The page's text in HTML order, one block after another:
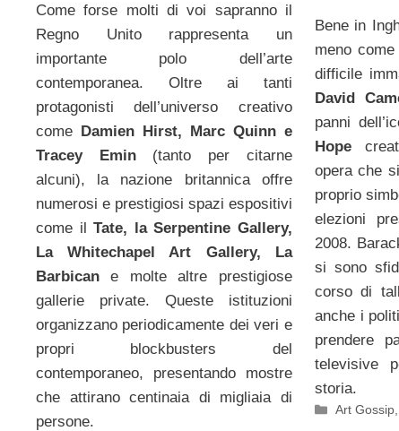
Come forse molti di voi sapranno il
Regno Unito rappresenta un
importante polo dell’arte
contemporanea. Oltre ai tanti
protagonisti dell’universo creativo
come Damien Hirst, Marc Quinn e
Tracey Emin(tanto per citarne
alcuni), la nazione britannica offre
numerosi e prestigiosi spazi espositivi
come ilTate, la Serpentine Gallery,
La Whitechapel Art Gallery, La
Barbican e molte altre prestigiose
gallerie private. Queste istituzioni
organizzano periodicamente dei veri e
propri blockbusters del
contemporaneo, presentando mostre
che attirano centinaia di migliaia di
persone.
Bene in
meno
difficile
David
panni
Hope
opera che
proprio
elezioni
2008.
si sono
corso di
anche i
prendere
televisive
storia.
Categorie
Art Gossip